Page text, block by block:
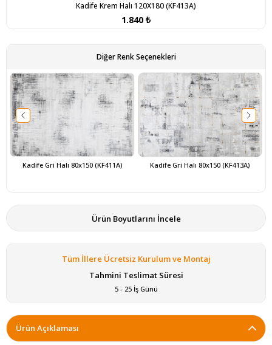
Kadife Krem Halı 120X180 (KF413A)
1.840 ₺
Diğer Renk Seçenekleri
Kadife Gri Halı 80x150 (KF411A) Kadife Gri Halı 80x150 (KF413A)
Ürün Boyutlarını İncele
Tüm İllere Ücretsiz Kurulum ve Montaj
Tahmini Teslimat Süresi
5 - 25 İş Günü
Ürün Açıklaması